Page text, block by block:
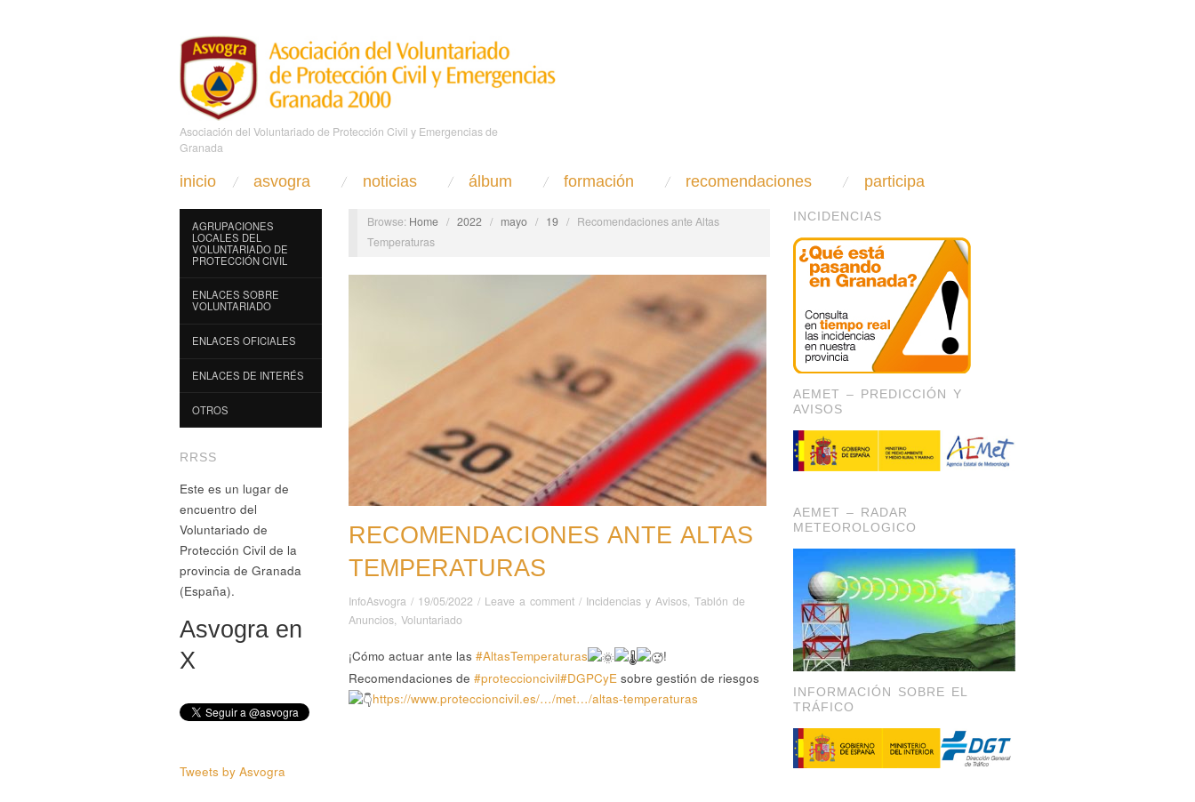
Asociación del Voluntariado de Protección Civil y Emergencias de
Granada
inicio asvogra noticias álbum formación recomendaciones participa
AGRUPACIONES
LOCALES DEL
VOLUNTARIADO DE
PROTECCIÓN CIVIL
ENLACES SOBRE
VOLUNTARIADO
ENLACES OFICIALES
ENLACES DE INTERÉS
OTROS
RRSS
Este es un lugar de
encuentro del
Voluntariado de
Protección Civil de la
provincia de Granada
(España).
Asvogra en
X
Tweets by Asvogra
Browse: Home / 2022 / mayo / 19 / Recomendaciones ante Altas
Temperaturas
RECOMENDACIONES ANTE ALTAS
TEMPERATURAS
InfoAsvogra / 19/05/2022 / Leave a comment / Incidencias y Avisos, Tablón de
Anuncios, Voluntariado
¡Cómo actuar ante las #AltasTemperaturas
!
Recomendaciones de #proteccioncivil#DGPCyE sobre gestión de riesgos
https://www.proteccioncivil.es/…/met…/altas-temperaturas
INCIDENCIAS
AEMET – PREDICCIÓN Y
AVISOS
AEMET – RADAR
METEOROLOGICO
INFORMACIÓN SOBRE EL
TRÁFICO